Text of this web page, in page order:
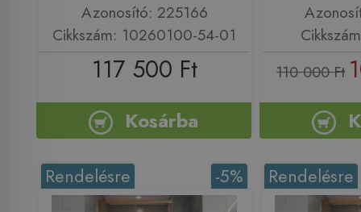
Azonosító: 225166
Cikkszám: 10260100-54-01
117 500 Ft
Kosárba
110 000 Ft
-5%
Rendelésre Rendelésre